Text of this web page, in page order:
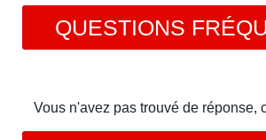
QUESTIONS
Vous n'avez pas trouvé de réponse,